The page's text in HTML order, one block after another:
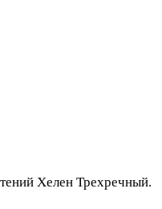
Хелен Трехречный.